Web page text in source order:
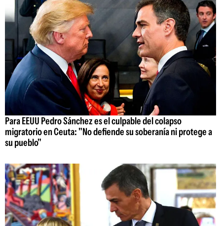
Para EEUU Pedro Sánchez es el culpable del colapso
migratorio en Ceuta: "No defiende su soberanía ni protege a
su pueblo"